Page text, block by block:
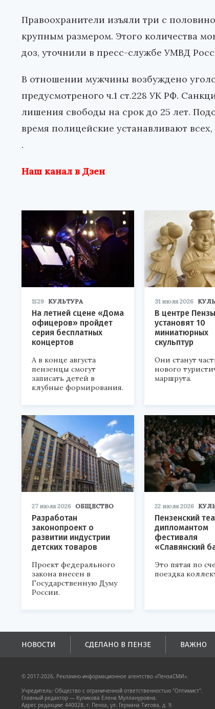
Правоохранители изъяли три с
крупным размером. Этого количества
доз, уточнили в пресс-службе УМВД
В отношении мужчины возбуждено
предусмотреного ч.1 ст.228 УК РФ.
лишения свободы на срок до 25 лет.
время полицейские устанавливают
.
Наш канал в Дзен
11:29 КУЛЬТУРА
На летней сцене «Дома
офицеров» пройдет
серия бесплатных
концертов
А в конце августа
пензенцы смогут
записать детей в
клубные формирования.
31 июля 2026
В центре Пензы
установят 10
миниатюрных
скульптур
Они станут
нового
маршрута.
27 июля 2026 ОБЩЕСТВО
Разработан
законопроект о
развитии индустрии
детских товаров
Проект федерального
закона внесен в
Государственную Думу
России.
22 июля 2026
Пензенский
дипломантом
фестиваля
«Славянский
Это пятая по
поездка
НОВОСТИ СДЕЛАНО В ПЕНЗЕ ВАЖНО
© 2017-2026, Рекламно-информационное агентство «ПензаСМИ».
Учредитель: Общество с ограниченной ответственностью "Оптимист".
Главный редактор — Куликова Елена Муллануровна.
Адрес редакции: 440028, г. Пенза, ул. Германа Титова, д. 9.